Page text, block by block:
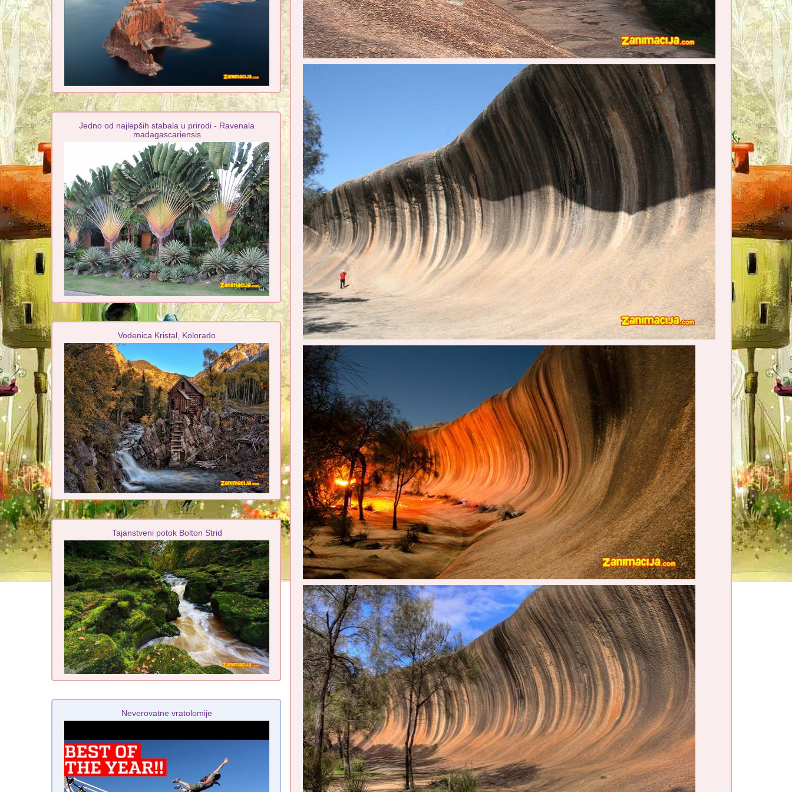
Jedno od najlepših stabala u prirodi - Ravenala
madagascariensis
Vodenica Kristal, Kolorado
Tajanstveni potok Bolton Strid
Neverovatne vratolomije